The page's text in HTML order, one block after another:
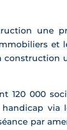
une
et
construction
120 000
via
par